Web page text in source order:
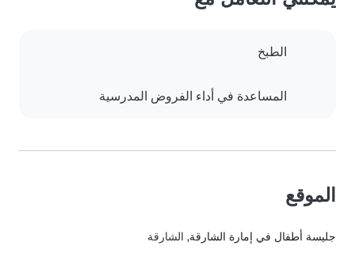
الطبخ
المساعدة في أداء الفروض المدرسية
الموقع
جليسة أطفال في إمارة الشارقة, الشارقة